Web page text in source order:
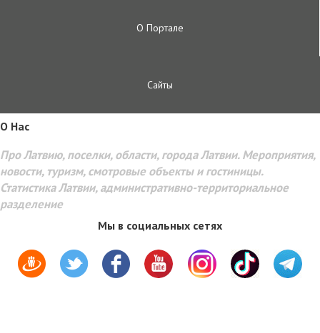
О Портале
Сайты
O Hac
Про Латвию, поселки, области, города Латвии. Мероприятия,
новости, туризм, смотровые объекты и гостиницы.
Статистика Латвии, административно-территориальное
разделение
Мы в социальных сетях